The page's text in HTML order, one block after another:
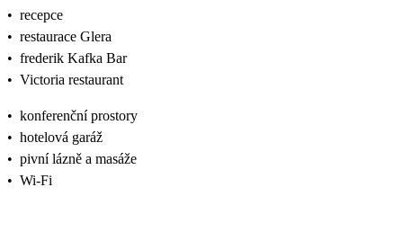
• recepce
• restaurace Glera
• frederik Kafka Bar
• Victoria restaurant
• konferenční prostory
• hotelová garáž
• pivní lázně a masáže
• Wi-Fi